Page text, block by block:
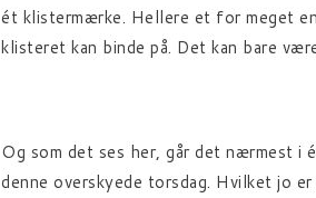
ét klistermærke. Hellere et for meget
klisteret kan binde på. Det kan bare
Og som det ses her, går det nærmest i
denne overskyede torsdag. Hvilket jo